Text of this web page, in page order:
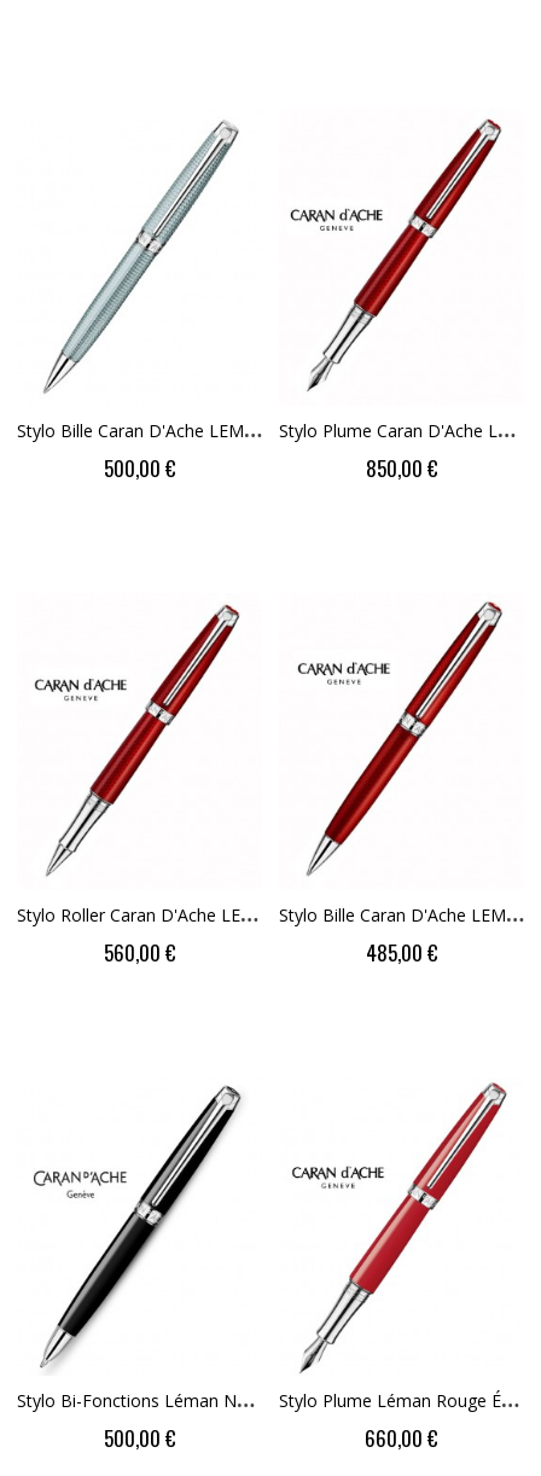
S
Tylo Bille Caran D'Ache LEMAN Alpine Frost...
500,00 €
S
Tylo Plume Caran D'Ache LEMAN Rouge Carmin
850,00 €
S
Tylo Roller Caran D'Ache LEMAN Rouge Carmin
560,00 €
S
Tylo Bille Caran D'Ache LEMAN Rouge Carmin
485,00 €
S
Tylo Bi-Fonctions Léman Noir Ebène Rhodié
500,00 €
S
Tylo Plume Léman Rouge Écarlate Argenté Rhodié
660,00 €